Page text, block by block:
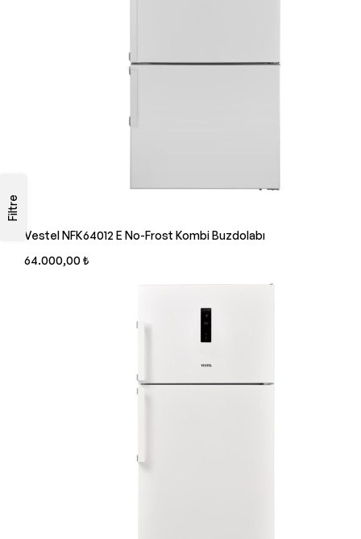
Vestel NFK64012 E No-Frost Kombi Buzdolabı
64.000,00 ₺
Filtre